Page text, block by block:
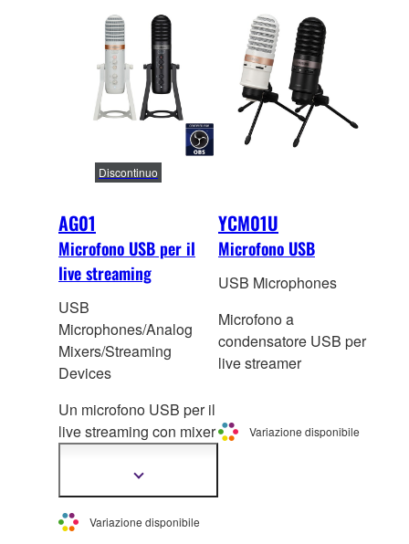
AG01
Microfono USB per il
live streaming
Discontinuo
USB
Microphones/Analog
Mixers/Streaming
Devices
Un microfono USB per il
live streaming con mixer
Mostra
Variazione disponibile
YCM01U
Microfono USB
USB Microphones
Microfono a
condensatore USB per
live streamer
Variazione disponibile